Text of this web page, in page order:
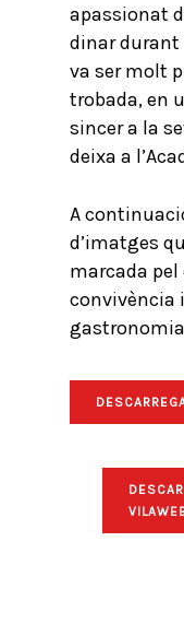
apassionat
dinar durant
va ser molt
trobada, en
sincer a la
deixa a
A
d’imatges
marcada
convivència